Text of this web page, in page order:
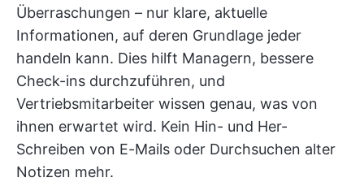
Überraschungen – nur klare, aktuelle
Informationen, auf deren Grundlage jeder
handeln kann. Dies hilft Managern, bessere
Check-ins durchzuführen, und
Vertriebsmitarbeiter wissen genau, was von
ihnen erwartet wird. Kein Hin- und Her-
Schreiben von E-Mails oder Durchsuchen alter
Notizen mehr.